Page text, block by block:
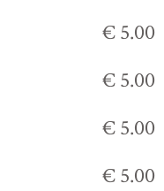
€ 5.00
€ 5.00
€ 5.00
€ 5.00